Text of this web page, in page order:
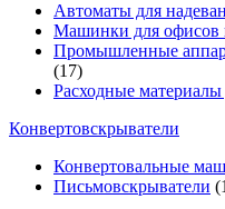
Автоматы для
Машинки для офисов
Промышленные
(17)
Расходные
Конвертовскрыватели
Конвертовальные
Письмовскрыватели